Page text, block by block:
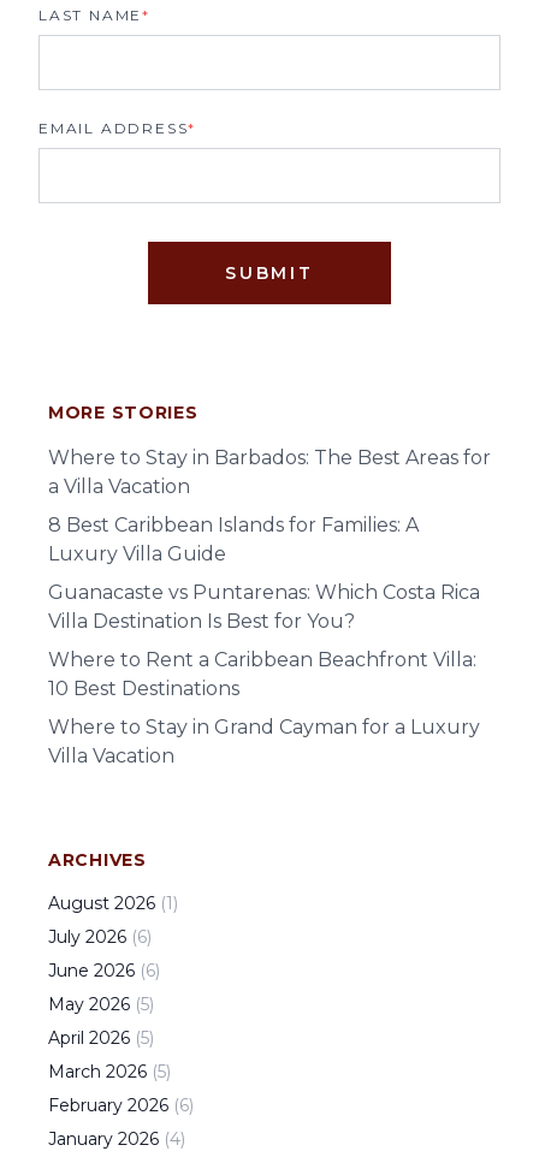
LAST NAME*
EMAIL ADDRESS*
SUBMIT
MORE STORIES
Where to Stay in Barbados: The Best Areas for
a Villa Vacation
8 Best Caribbean Islands for Families: A
Luxury Villa Guide
Guanacaste vs Puntarenas: Which Costa Rica
Villa Destination Is Best for You?
Where to Rent a Caribbean Beachfront Villa:
10 Best Destinations
Where to Stay in Grand Cayman for a Luxury
Villa Vacation
ARCHIVES
August 2026 (1)
July 2026 (6)
June 2026 (6)
May 2026 (5)
April 2026 (5)
March 2026 (5)
February 2026 (6)
January 2026 (4)